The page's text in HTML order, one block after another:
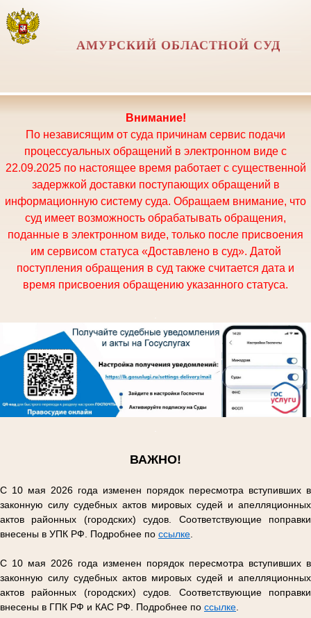
АМУРСКИЙ ОБЛАСТНОЙ СУД
Внимание!
По независящим от суда причинам сервис подачи
процессуальных обращений в электронном виде с
22.09.2025 по настоящее время работает с существенной
задержкой доставки поступающих обращений в
информационную систему суда. Обращаем внимание, что
суд имеет возможность обрабатывать обращения,
поданные в электронном виде, только после присвоения
им сервисом статуса «Доставлено в суд». Датой
поступления обращения в суд также считается дата и
время присвоения обращению указанного статуса.
ВАЖНО!
С 10 мая 2026 года изменен порядок пересмотра вступивших в
законную силу судебных актов мировых судей и апелляционных
актов районных (городских) судов. Соответствующие поправки
внесены в УПК РФ. Подробнее по ссылке
С 10 мая 2026 года изменен порядок пересмотра вступивших в
законную силу судебных актов мировых судей и апелляционных
актов районных (городских) судов. Соответствующие поправки
внесены в ГПК РФ и КАС РФ. Подробнее по ссылке